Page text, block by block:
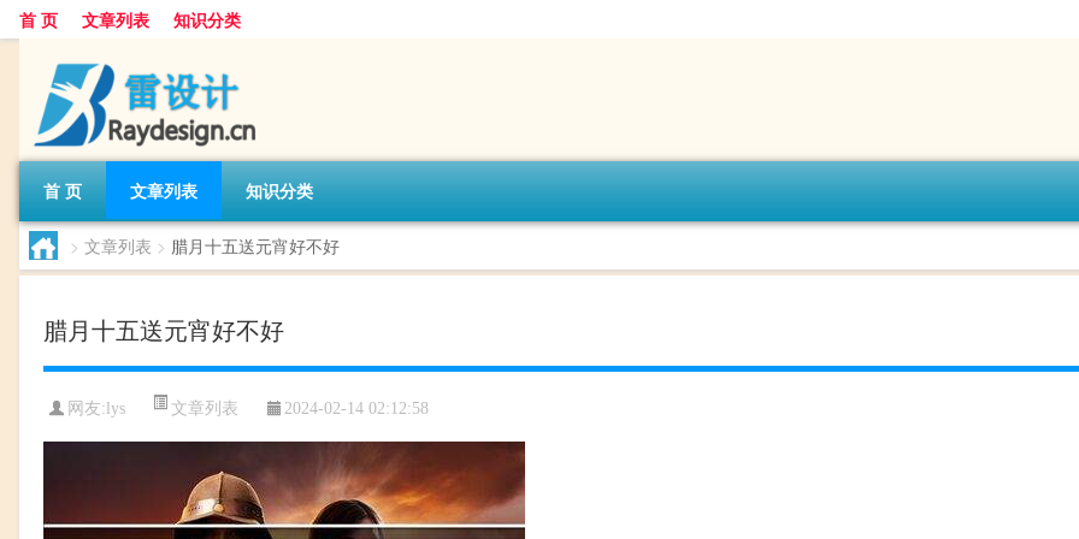
首 页 文章列表 知识分类
首 页 文章列表 知识分类
> 文章列表 > 腊月十五送元宵好不好
腊月十五送元宵好不好
网友: lys 文章列表 2024-02-14 02:12:58